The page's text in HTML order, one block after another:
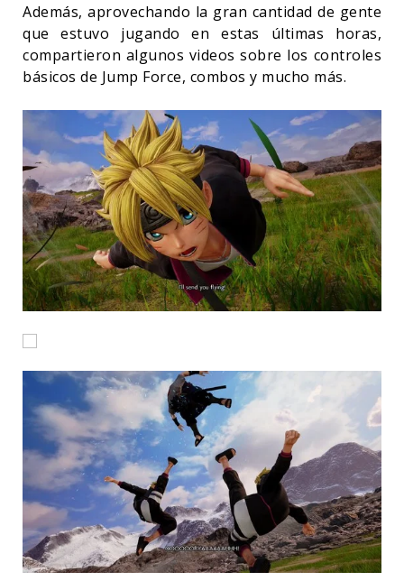
Además, aprovechando la gran cantidad de gente
que estuvo jugando en estas últimas horas,
compartieron algunos videos sobre los controles
básicos de Jump Force, combos y mucho más.